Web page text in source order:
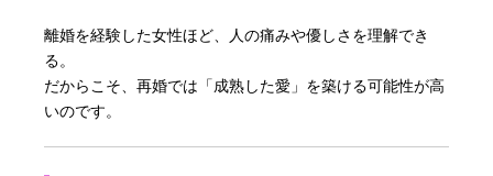
離婚を経験した女性ほど、人の痛みや優しさを理解でき
る。
だからこそ、再婚では「成熟した愛」を築ける可能性が高
いのです。